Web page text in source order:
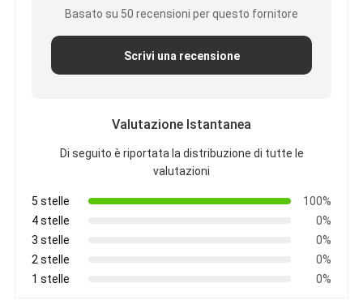
Basato su 50 recensioni per questo fornitore
Scrivi una recensione
Valutazione Istantanea
Di seguito è riportata la distribuzione di tutte le
valutazioni
5 stelle
100%
4 stelle
0%
3 stelle
0%
2 stelle
0%
1 stelle
0%